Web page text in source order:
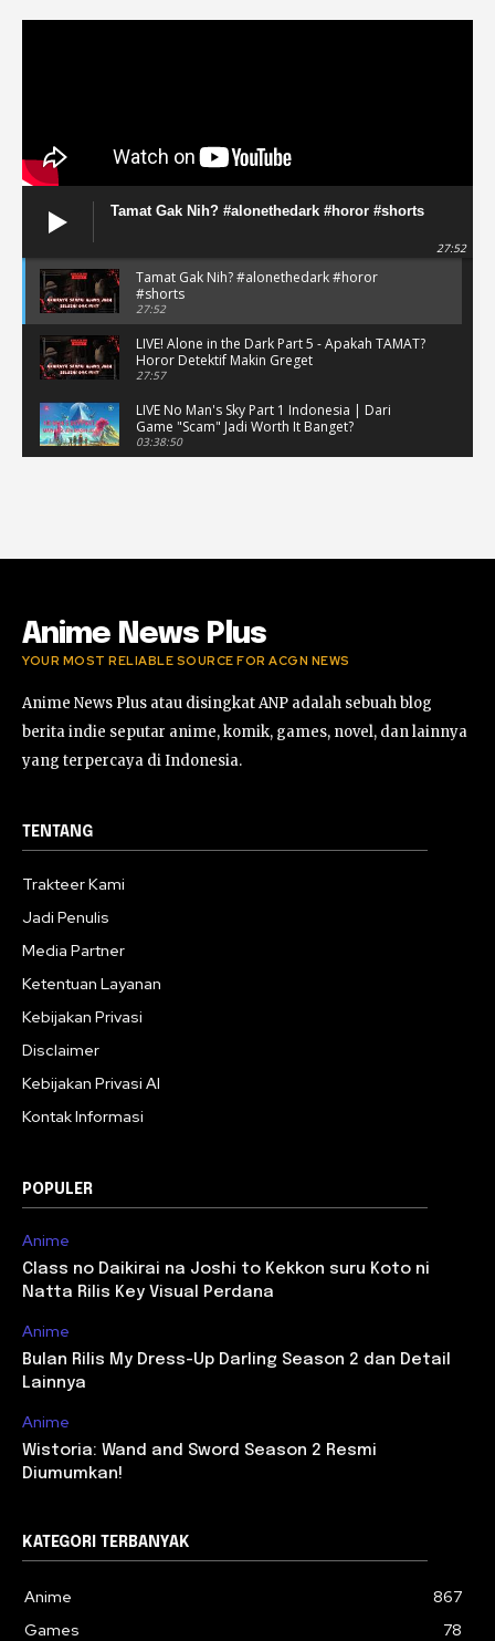
Tamat Gak Nih? #alonethedark #horor #shorts
27:52
Tamat Gak Nih? #alonethedark #horor
#shorts
27:52
LIVE! Alone in the Dark Part 5 - Apakah TAMAT?
Horor Detektif Makin Greget
27:57
LIVE No Man's Sky Part 1 Indonesia | Dari
Game "Scam" Jadi Worth It Banget?
03:38:50
#gaming #horor
Anime News Plus
YOUR MOST RELIABLE SOURCE FOR ACGN NEWS
Anime News Plus atau disingkat ANP adalah sebuah blog
berita indie seputar anime, komik, games, novel, dan lainnya
yang terpercaya di Indonesia.
TENTANG
Trakteer Kami
Jadi Penulis
Media Partner
Ketentuan Layanan
Kebijakan Privasi
Disclaimer
Kebijakan Privasi AI
Kontak Informasi
POPULER
Anime
Class no Daikirai na Joshi to Kekkon suru Koto ni
Natta Rilis Key Visual Perdana
Anime
Bulan Rilis My Dress-Up Darling Season 2 dan Detail
Lainnya
Anime
Wistoria: Wand and Sword Season 2 Resmi
Diumumkan!
KATEGORI TERBANYAK
Anime
867
Games
78